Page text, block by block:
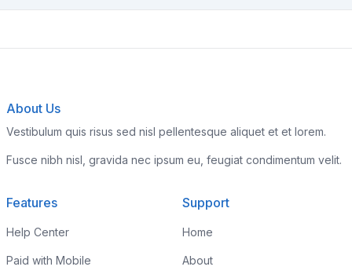
About Us
Vestibulum quis risus sed nisl pellentesque aliquet et et lorem.
Fusce nibh nisl, gravida nec ipsum eu, feugiat condimentum velit.
Features
Help Center
Paid with Mobile
Support
Home
About